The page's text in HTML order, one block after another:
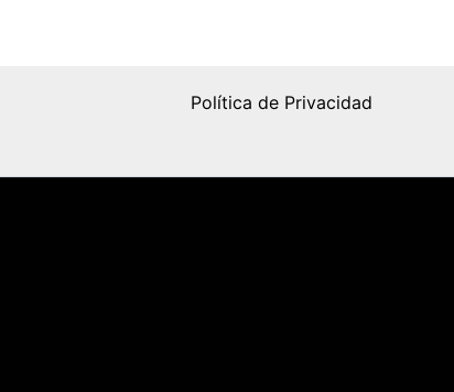
Política de Privacidad